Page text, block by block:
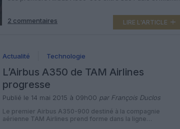
configuration de 348 sièges des 27 appareils attendus.
Alors que l’A350 MSN002 “carbone” était en visite au
2 commentaires LIRE L'ARTICLE
Actualité Technologie
L’Airbus A350 de TAM Airlines
progresse
Publié le 14 mai 2015 à 09h00 par François Duclos
Le premier Airbus A350-900 destiné à la compagnie
aérienne TAM Airlines prend forme dans la ligne